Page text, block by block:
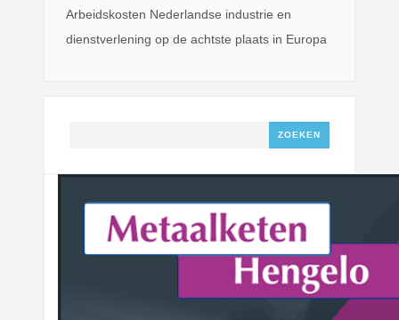
Arbeidskosten Nederlandse industrie en
dienstverlening op de achtste plaats in Europa